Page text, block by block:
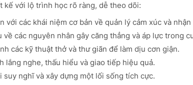
kế với lộ trình học rõ ràng, dễ theo dõi:
với các khái niệm cơ bản về quản lý cảm xúc và
về các nguyên nhân gây căng thẳng và áp lực trong
các kỹ thuật thở và thư giãn để làm dịu cơn giận.
lắng nghe, thấu hiểu và giao tiếp hiệu quả.
suy nghĩ và xây dựng một lối sống tích cực.